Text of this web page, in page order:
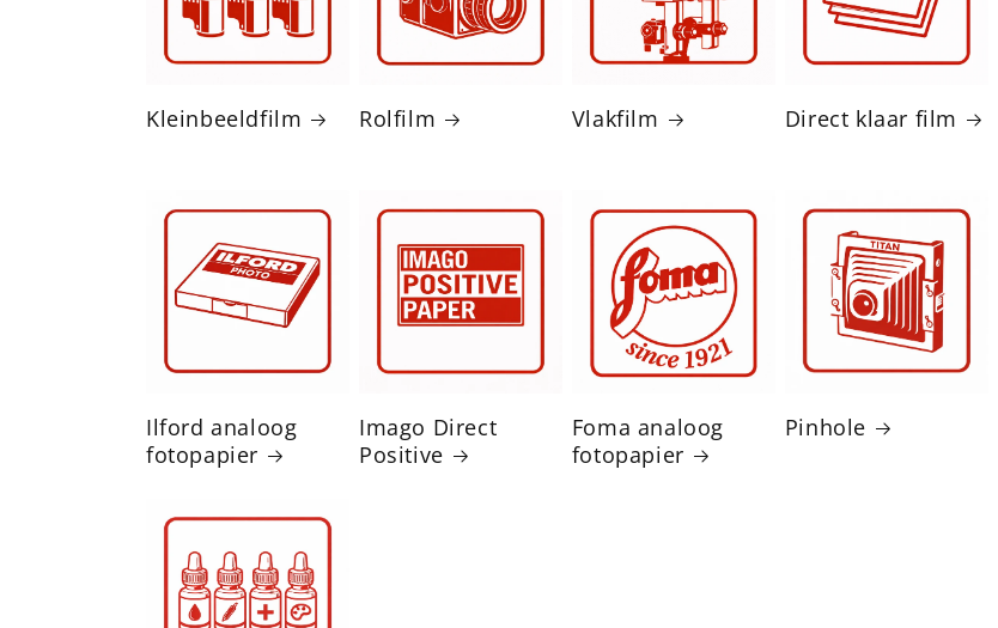
Kleinbeeldfilm Rolfilm Vlakfilm Direct klaar film
Ilford analoog
fotopapier
Imago Direct
Positive
Foma analoog
fotopapier
Pinhole